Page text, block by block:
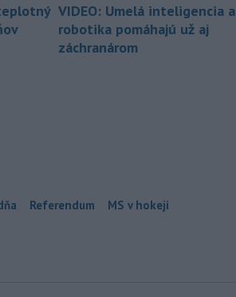
VIDEO: Umelá inteligencia a
robotika pomáhajú už aj
záchranárom
Referendum MS v hokeji